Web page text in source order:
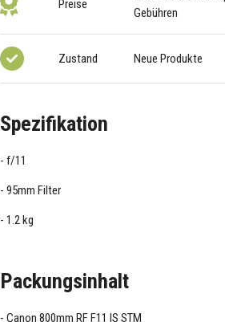
Preise
Gebühren
Zustand Neue Produkte
Spezifikation
f/11
95mm Filter
1.2 kg
Packungsinhalt
Canon 800mm RF F11 IS STM